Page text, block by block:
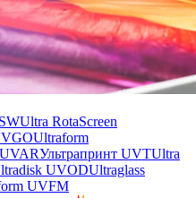
Ultra RotaScreen
Ultraform
Ультрапринт UVTUltra
UVODUltraglass
UVFM